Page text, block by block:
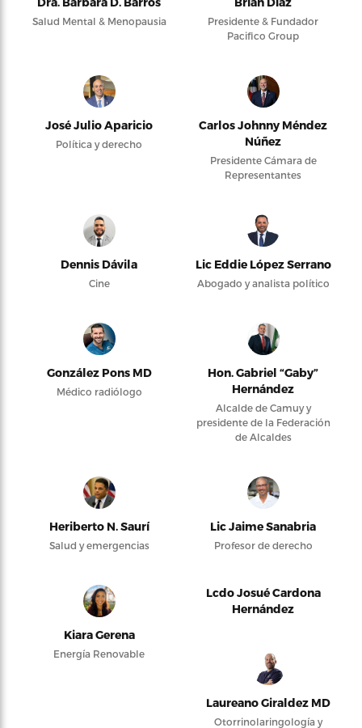
Salud Mental & Menopausia
Presidente & Fundador
Pacifico Group
José Julio Aparicio
Política y derecho
Carlos Johnny Méndez
Núñez
Presidente Cámara de
Representantes
Dennis Dávila
Cine
Lic Eddie López Serrano
Abogado y analista político
González Pons MD
Médico radiólogo
Hon. Gabriel “Gaby”
Hernández
Alcalde de Camuy y
presidente de la Federación
de Alcaldes
Heriberto N. Saurí
Salud y emergencias
Lic Jaime Sanabria
Profesor de derecho
Kiara Gerena
Energía Renovable
Lcdo Josué Cardona
Hernández
Laureano Giraldez MD
Otorrinolaringología y